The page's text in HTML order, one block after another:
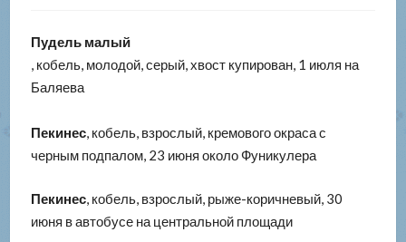
Пудель малый
, кобель, молодой, серый, хвост купирован, 1 июля на
Баляева
Пекинес, кобель, взрослый, кремового окраса с
черным подпалом, 23 июня около Фуникулера
Пекинес, кобель, взрослый, рыже-коричневый, 30
июня в автобусе на центральной площади